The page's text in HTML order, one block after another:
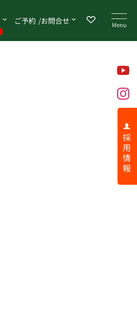
ご予約 お問合せ
採 用 情 報